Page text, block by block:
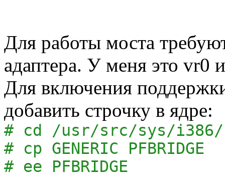
Для работы моста
адаптера. У меня это vr0
Для включения
добавить строчку в ядре:
# cd /usr/src/sys/i386/
# cp GENERIC PFBRIDGE
# ee PFBRIDGE